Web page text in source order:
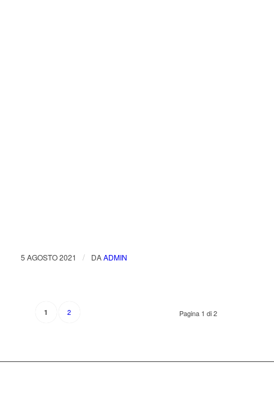
5 AGOSTO 2021 / DAADMIN
Pagina 1 di 2
1 2